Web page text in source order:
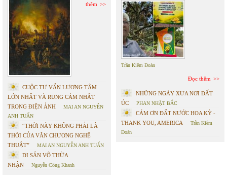
thêm
CUỘC TỰ VẤN LƯƠNG TÂM
LỚN NHẤT VÀ RUNG CẢM NHẤT
TRONG ĐIỆN ẢNH
MAI AN NGUYỄN
ANH TUẤN
“THỜI NÀY KHÔNG PHẢI LÀ
THỜI CỦA VĂN CHƯƠNG NGHỆ
THUẬT”
MAI AN NGUYỄN ANH TUẤN
DI SẢN VÔ THỪA
NHẬN
Nguyễn Công Khanh
Trần Kiêm Đoàn
Đọc thêm
NHỮNG NGÀY XƯA NƠI ĐẤT
ÚC
PHAN NHẬT BẮC
CÁM ƠN ĐẤT NƯỚC HOA KỲ -
THANK YOU, AMERICA
Trần Kiêm
Đoàn